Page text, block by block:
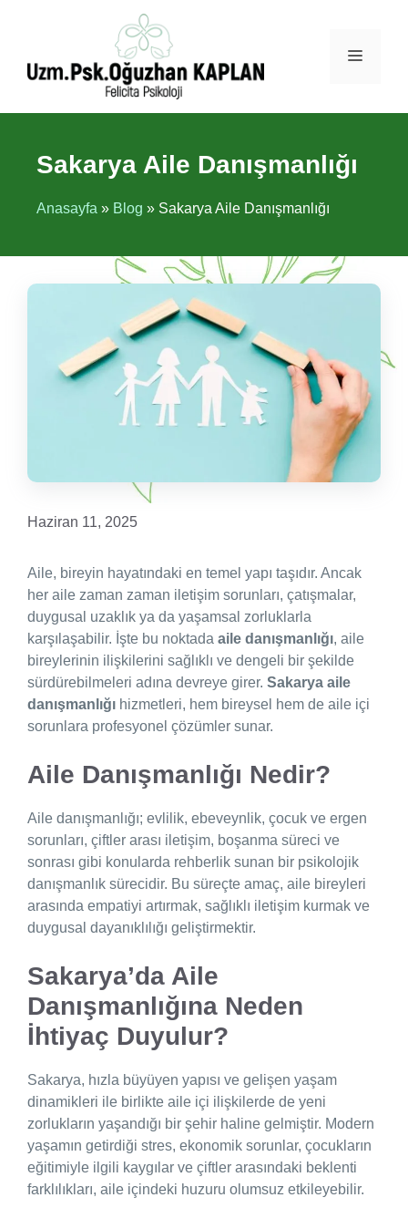
Menü
Sakarya Aile Danışmanlığı
Anasayfa » Blog » Sakarya Aile Danışmanlığı
Haziran 11, 2025
Aile, bireyin hayatındaki en temel yapı taşıdır. Ancak
her aile zaman zaman iletişim sorunları, çatışmalar,
duygusal uzaklık ya da yaşamsal zorluklarla
karşılaşabilir. İşte bu noktada aile danışmanlığı, aile
bireylerinin ilişkilerini sağlıklı ve dengeli bir şekilde
sürdürebilmeleri adına devreye girer. Sakarya aile
danışmanlığı hizmetleri, hem bireysel hem de aile içi
sorunlara profesyonel çözümler sunar.
Aile Danışmanlığı Nedir?
Aile danışmanlığı; evlilik, ebeveynlik, çocuk ve ergen
sorunları, çiftler arası iletişim, boşanma süreci ve
sonrası gibi konularda rehberlik sunan bir psikolojik
danışmanlık sürecidir. Bu süreçte amaç, aile bireyleri
arasında empatiyi artırmak, sağlıklı iletişim kurmak ve
duygusal dayanıklılığı geliştirmektir.
Sakarya’da Aile
Danışmanlığına Neden
İhtiyaç Duyulur?
Sakarya, hızla büyüyen yapısı ve gelişen yaşam
dinamikleri ile birlikte aile içi ilişkilerde de yeni
zorlukların yaşandığı bir şehir haline gelmiştir. Modern
yaşamın getirdiği stres, ekonomik sorunlar, çocukların
eğitimiyle ilgili kaygılar ve çiftler arasındaki beklenti
farklılıkları, aile içindeki huzuru olumsuz etkileyebilir.